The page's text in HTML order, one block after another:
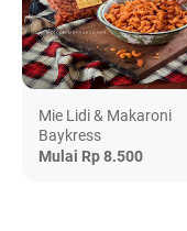
Mie Lidi & Makaroni
Baykress
Mulai Rp 8.500